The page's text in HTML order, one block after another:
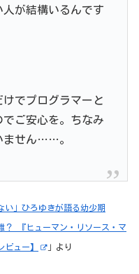
が結構いるんです
でプログラマーと
ご安心を。ちなみ
ません……。
い」ひろゆきが語る幼少期
『ヒューマン・リソース・マ
ュー】 」より